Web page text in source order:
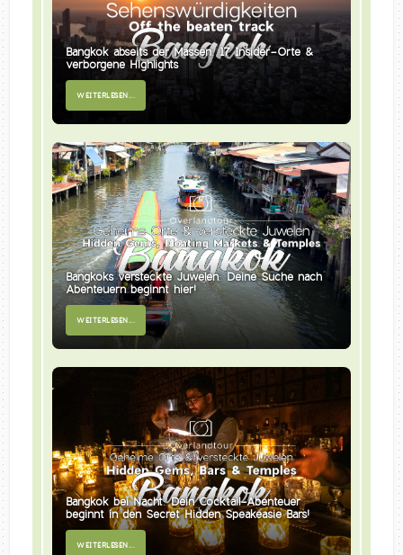
Bangkok abseits der Massen: 17 Insider-Orte &
verborgene Highlights
WEITERLESEN...
Bangkoks versteckte Juwelen: Deine Suche nach
Abenteuern beginnt hier!
WEITERLESEN...
Bangkok bei Nacht: Dein Cocktail-Abenteuer
beginnt in den Secret Hidden Speakeasie Bars!
WEITERLESEN...